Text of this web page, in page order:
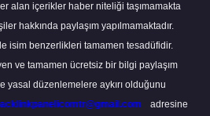
alan içerikler haber niteliği taşımamakta
hakkında paylaşım yapılmamaktadır.
isim benzerlikleri tamamen tesadüfidir.
ve tamamen ücretsiz bir bilgi paylaşım
yasal düzenlemelere aykırı olduğunu
adresine